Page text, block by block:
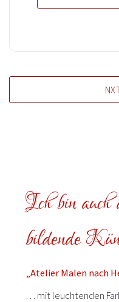
Ich bin auch
bildende
„Atelier Malen nach
… mit leuchtenden